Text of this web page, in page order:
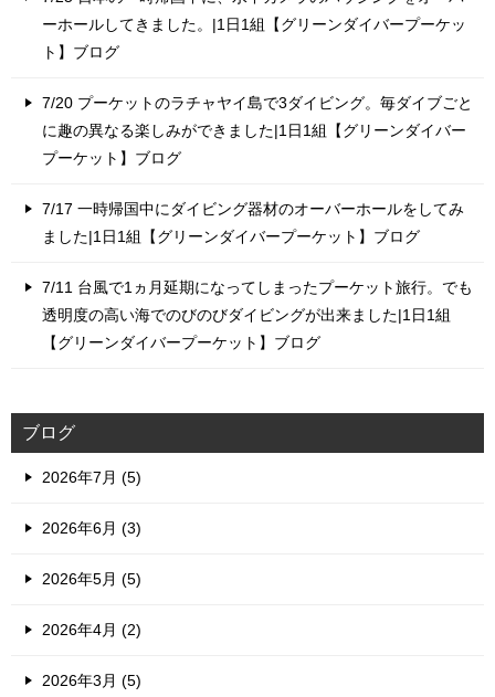
ーホールしてきました。|1日1組【グリーンダイバープーケッ
ト】ブログ
7/20 プーケットのラチャヤイ島で3ダイビング。毎ダイブごと
に趣の異なる楽しみができました|1日1組【グリーンダイバー
プーケット】ブログ
7/17 一時帰国中にダイビング器材のオーバーホールをしてみ
ました|1日1組【グリーンダイバープーケット】ブログ
7/11 台風で1ヵ月延期になってしまったプーケット旅行。でも
透明度の高い海でのびのびダイビングが出来ました|1日1組
【グリーンダイバープーケット】ブログ
ブログ
2026年7月 (5)
2026年6月 (3)
2026年5月 (5)
2026年4月 (2)
2026年3月 (5)